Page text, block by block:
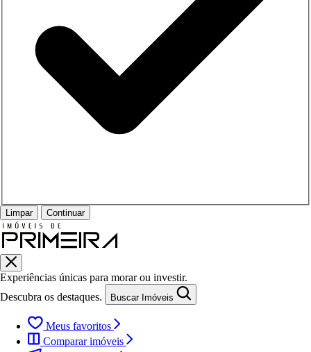
Limpar Continuar
Experiências únicas para morar ou investir.
Descubra os destaques.
Buscar Imóveis
Meus favoritos
Comparar imóveis